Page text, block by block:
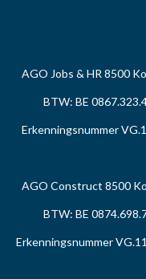
AGO Jobs & HR 8500
BTW: BE
Erkenningsnummer
AGO Construct 8500
BTW: BE
Erkenningsnummer